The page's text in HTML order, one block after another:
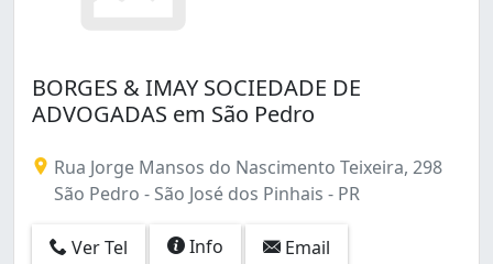
BORGES & IMAY SOCIEDADE DE
ADVOGADAS em São Pedro
Rua Jorge Mansos do Nascimento Teixeira, 298
São Pedro - São José dos Pinhais - PR
Ver Tel Info Email